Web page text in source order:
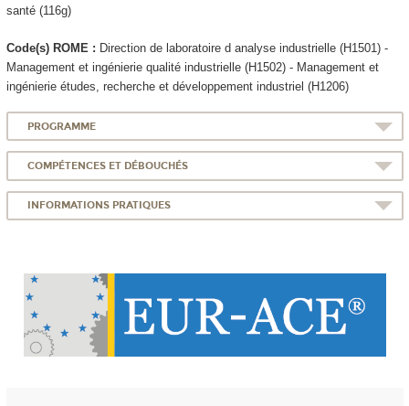
santé (116g)
Code(s) ROME : Direction de laboratoire d analyse industrielle (H1501) -
Management et ingénierie qualité industrielle (H1502) - Management et
ingénierie études, recherche et développement industriel (H1206)
PROGRAMME
COMPÉTENCES ET DÉBOUCHÉS
INFORMATIONS PRATIQUES